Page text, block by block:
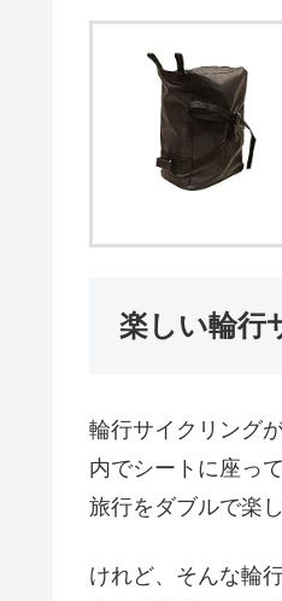
楽しい輪行
輪行サイクリング
内でシートに座っ
旅行をダブルで楽
けれど、そんな輪